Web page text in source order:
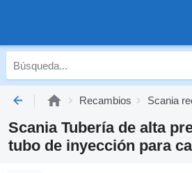
Recambios Scania
Scania Tubería de alta
tubo de inyección para